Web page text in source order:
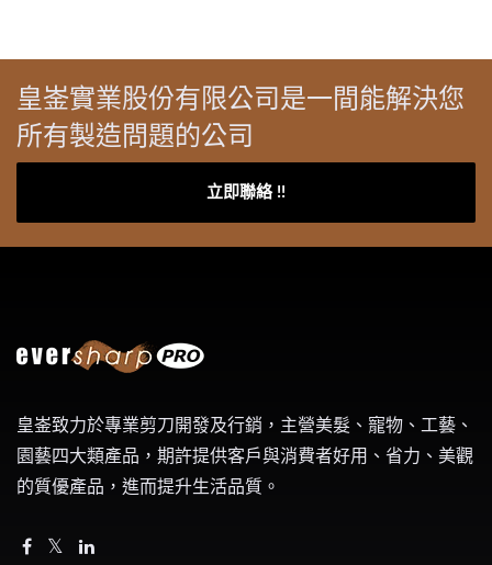
皇崟實業股份有限公司是一間能解決您
所有製造問題的公司
立即聯絡 !!
皇崟致力於專業剪刀開發及行銷，主營美髮、寵物、工藝、
園藝四大類產品，期許提供客戶與消費者好用、省力、美觀
的質優產品，進而提升生活品質。